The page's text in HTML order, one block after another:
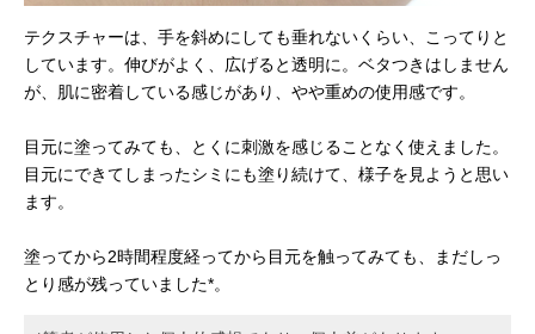
テクスチャーは、手を斜めにしても垂れないくらい、こってりと
しています。伸びがよく、広げると透明に。ベタつきはしません
が、肌に密着している感じがあり、やや重めの使用感です。
目元に塗ってみても、とくに刺激を感じることなく使えました。
目元にできてしまったシミにも塗り続けて、様子を見ようと思い
ます。
塗ってから2時間程度経ってから目元を触ってみても、まだしっ
とり感が残っていました*。